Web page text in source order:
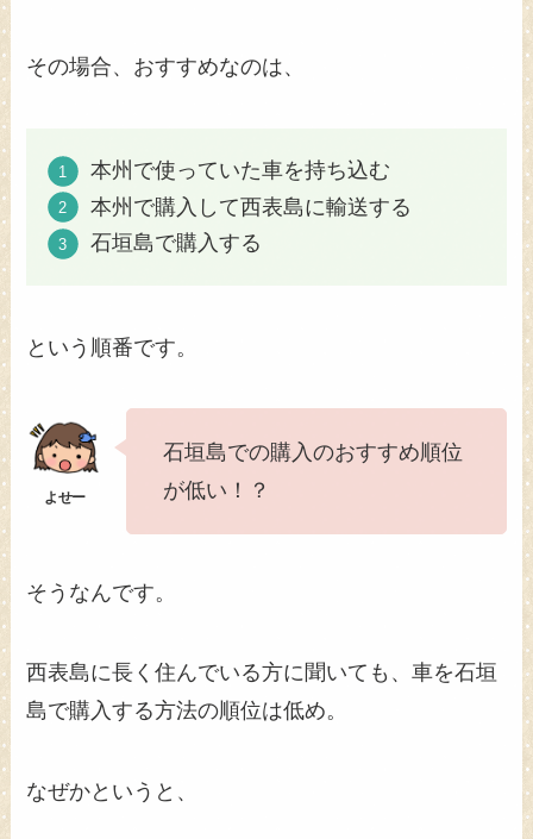
その場合、おすすめなのは、
本州で使っていた車を持ち込む
本州で購入して西表島に輸送する
石垣島で購入する
という順番です。
石垣島での購入のおすすめ順位
が低い！？
そうなんです。
西表島に長く住んでいる方に聞いても、車を石垣
島で購入する方法の順位は低め。
なぜかというと、